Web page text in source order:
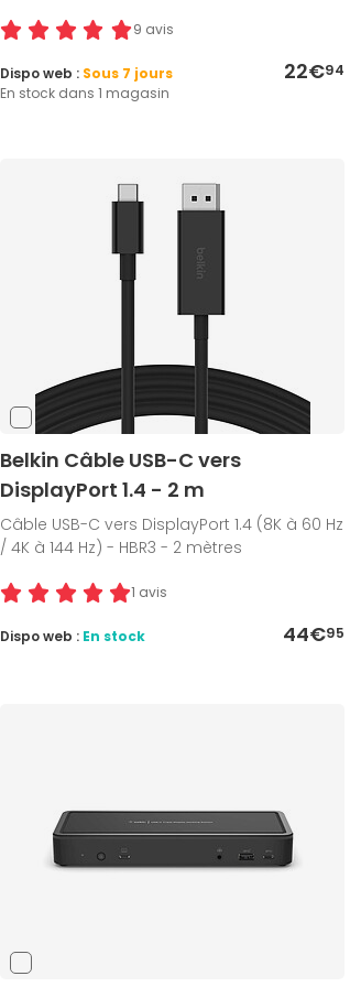
9 avis
22€94
Dispo web : Sous 7 jours
En stock dans 1 magasin
Belkin Câble USB-C vers
DisplayPort 1.4 - 2 m
Câble USB-C vers DisplayPort 1.4 (8K à 60 Hz
/ 4K à 144 Hz) - HBR3 - 2 mètres
1 avis
44€95
Dispo web : En stock